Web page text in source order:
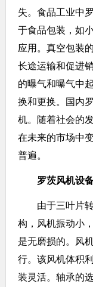
失。食品工业中
于食品包装，如
应用。真空包装
长途运输和促进
的曝气和曝气中
换和更换。国内
机。随着社会的
在未来的市场中
普遍。
罗茨风机设
由于三叶片
构，风机振动小
是无磨损的。风
行。该风机体积
装灵活。轴承的